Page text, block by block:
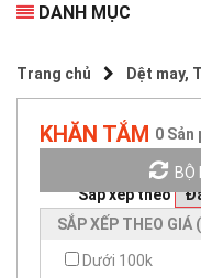
DANH MỤC
Trang chủ Dệt may,
KHĂN TẮM 0 Sản
Sắp xếp theo
BỘ
SẮP XẾP THEO GIÁ
Dưới 100k